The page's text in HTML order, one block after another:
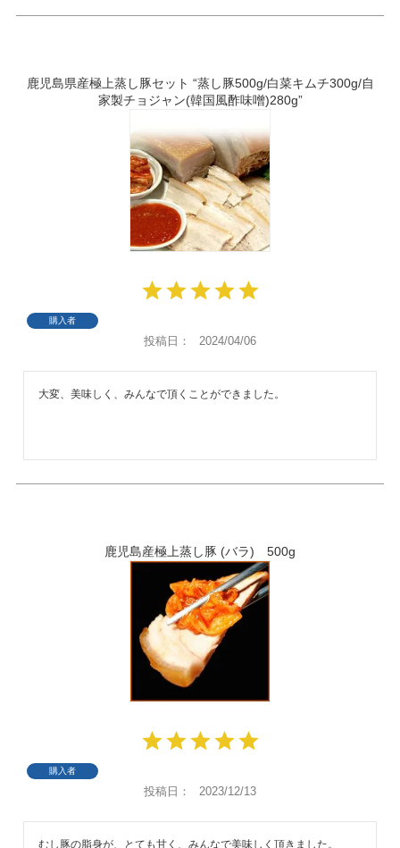
鹿児島県産極上蒸し豚セット “蒸し豚500g/白菜キムチ300g/自
家製チョジャン(韓国風酢味噌)280g”
購入者
投稿日 2024/04/06
大変、美味しく、みんなで頂くことができました。
鹿児島産極上蒸し豚 (バラ) 500g
購入者
投稿日 2023/12/13
むし豚の脂身が、とても甘く、みんなで美味しく頂きました。